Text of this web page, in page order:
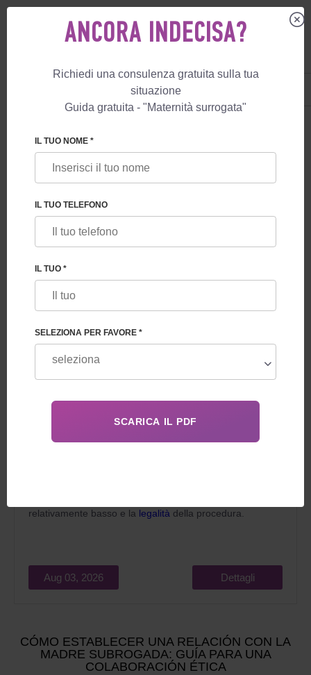
BLOG
QUALI GARANZIE OFFRONO AI FUTURI
SURROGATA IN GEORGIA
relativamente basso e la legalità della procedura.
Aug 03, 2026 Dettagli
CÓMO ESTABLECER UNA RELACIÓN CON LA
MADRE SUBROGADA: GUÍA PARA UNA
COLABORACIÓN ÉTICA
ANCORA INDECISA?
Richiedi una consulenza gratuita sulla tua
situazione
Guida gratuita - "Maternità surrogata"
IL TUO NOME *
IL TUO TELEFONO
IL TUO *
SELEZIONA PER FAVORE *